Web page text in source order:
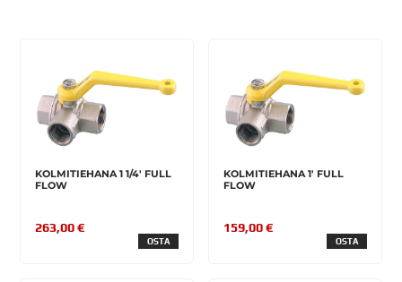
KOLMITIEHANA 1 1/4' FULL
FLOW
263,00 €
OSTA
KOLMITIEHANA 1' FULL
FLOW
159,00 €
OSTA